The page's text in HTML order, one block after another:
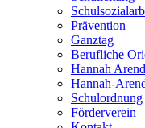
Prävention
Ganztag
Berufliche
Hannah
Hannah-
Schulordnung
Förderverein